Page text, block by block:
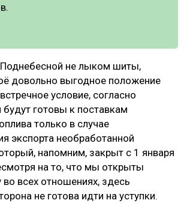
не лыком шиты,
довольно выгодное положение
условие, согласно
готовы к поставкам
только в случае
экспорта необработанной
напомним, закрыт с 1 января
на то, что мы открыты
во всех отношениях, здесь
не готова идти на уступки.